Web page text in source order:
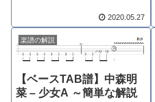
2020.05.27
楽譜の解説
【ベースTAB譜】中森明
菜 – 少女A ～簡単な解説